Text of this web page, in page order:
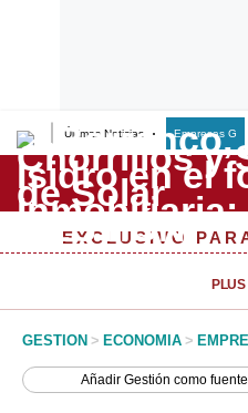
Últimas Noticias Empresas G
Lo último
Peru Quiosco
Management & Empleo
EXCLUSIVO
PLUS
GESTION > ECONOMIA >
AñadirGestión como